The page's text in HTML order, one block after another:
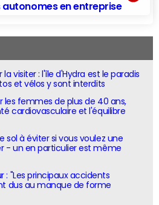
en entreprise
visiter : l'île d'Hydra est le paradis
et vélos y sont interdits
les femmes de plus de 40 ans,
cardiovasculaire et l'équilibre
sol à éviter si vous voulez une
- un en particulier est même
: "Les principaux accidents
dus au manque de forme